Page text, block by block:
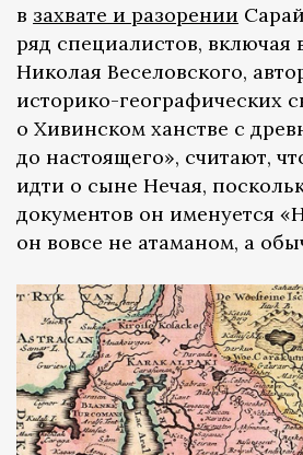
в захвате и разорении
ряд специалистов, включая
Николая Веселовского,
историко-географических
о Хивинском ханстве с
до настоящего», считают,
идти о сыне Нечая,
документов он именуется
он вовсе не атаманом, а